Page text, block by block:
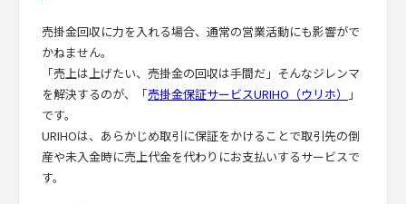
売掛金回収に力を入れる場合、通常の営業活動にも影響がで
かねません。
「売上は上げたい、売掛金の回収は手間だ」そんなジレンマ
を解決するのが、「売掛金保証サービスURIHO（ウリホ）
」
です。
URIHOは、あらかじめ取引に保証をかけることで取引先の倒
産や未入金時に売上代金を代わりにお支払いするサービスで
す。